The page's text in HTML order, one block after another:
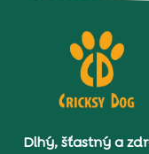
Dlhý, šťastný a